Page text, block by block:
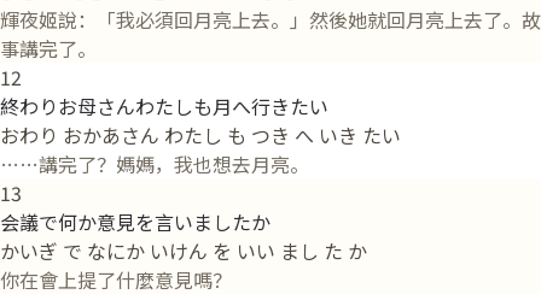
輝夜姬說：「我必須回月亮上去。」然後她就回月亮上去了。故
事講完了。
12
終わりお母さんわたしも月へ行きたい
おわり おかあさん わたし も つき へ いき たい
……講完了？媽媽，我也想去月亮。
13
会議で何か意見を言いましたか
かいぎ で なにか いけん を いい まし た か
你在會上提了什麼意見嗎？